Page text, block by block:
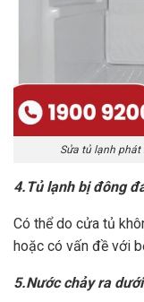
Sửa tủ lạnh
4.Tủ lạnh bị đông
Có thể do cửa tủ
hoặc có vấn đề với
5.Nước chảy ra